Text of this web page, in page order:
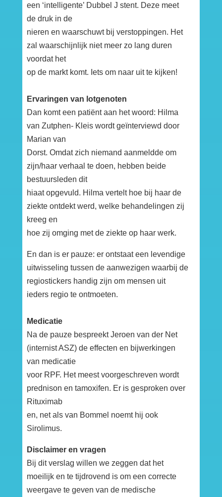
een ‘intelligente’ Dubbel J stent. Deze meet
de druk in de
nieren en waarschuwt bij verstoppingen. Het
zal waarschijnlijk niet meer zo lang duren
voordat het
op de markt komt. Iets om naar uit te kijken!
Ervaringen van lotgenoten
Dan komt een patiënt aan het woord: Hilma
van Zutphen- Kleis wordt geïnterviewd door
Marian van
Dorst. Omdat zich niemand aanmeldde om
zijn/haar verhaal te doen, hebben beide
bestuursleden dit
hiaat opgevuld. Hilma vertelt hoe bij haar de
ziekte ontdekt werd, welke behandelingen zij
kreeg en
hoe zij omging met de ziekte op haar werk.
En dan is er pauze: er ontstaat een levendige
uitwisseling tussen de aanwezigen waarbij de
regiostickers handig zijn om mensen uit
ieders regio te ontmoeten.
Medicatie
Na de pauze bespreekt Jeroen van der Net
(internist ASZ) de effecten en bijwerkingen
van medicatie
voor RPF. Het meest voorgeschreven wordt
prednison en tamoxifen. Er is gesproken over
Rituximab
en, net als van Bommel noemt hij ook
Sirolimus.
Disclaimer en vragen
Bij dit verslag willen we zeggen dat het
moeilijk en te tijdrovend is om een correcte
weergave te geven van de medische